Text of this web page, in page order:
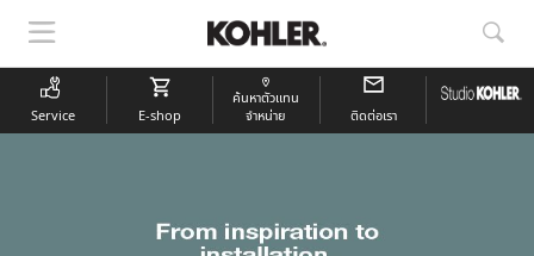
แสดง
การนำ
ทาง
แส
การ
ค้นห
Service E-shop
ค้นหาตัวแทน
จำหน่าย
ติดต่อเรา